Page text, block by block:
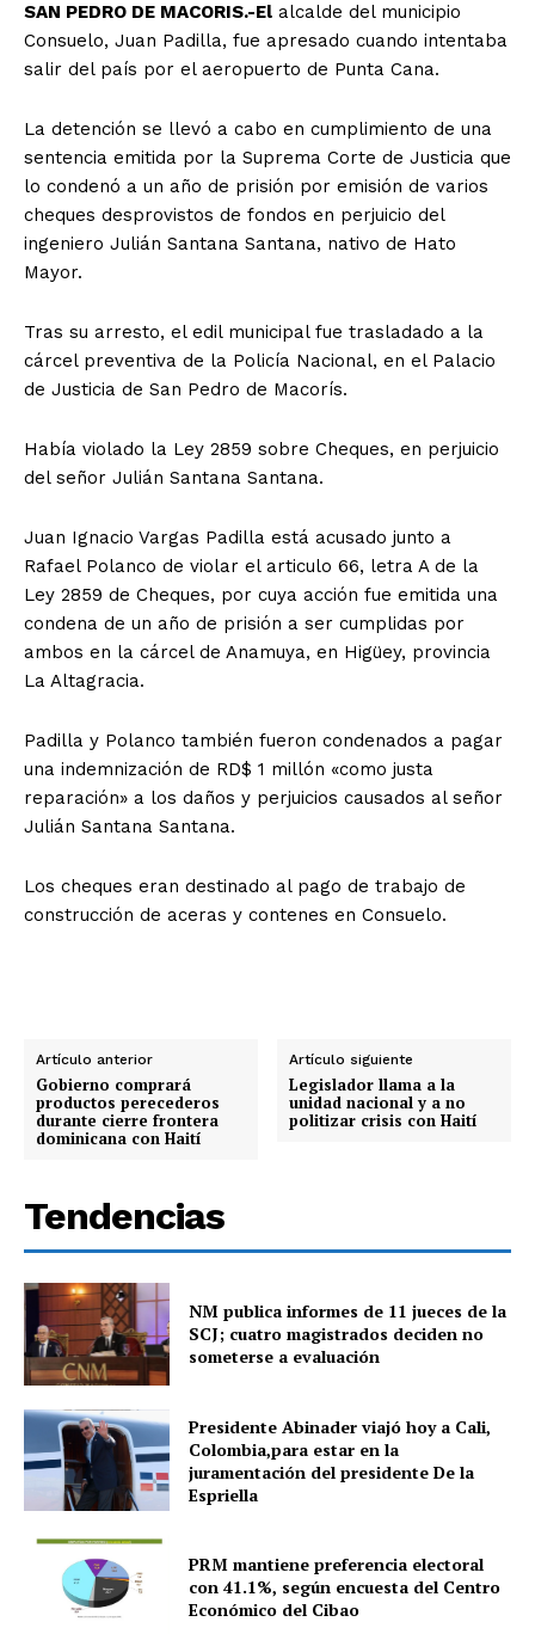
SAN PEDRO DE MACORIS.-El alcalde del municipio
Consuelo, Juan Padilla, fue apresado cuando intentaba
salir del país por el aeropuerto de Punta Cana.
La detención se llevó a cabo en cumplimiento de una
sentencia emitida por la Suprema Corte de Justicia que
lo condenó a un año de prisión por emisión de varios
cheques desprovistos de fondos en perjuicio del
ingeniero Julián Santana Santana, nativo de Hato
Mayor.
Tras su arresto, el edil municipal fue trasladado a la
cárcel preventiva de la Policía Nacional, en el Palacio
de Justicia de San Pedro de Macorís.
Había violado la Ley 2859 sobre Cheques, en perjuicio
del señor Julián Santana Santana.
Juan Ignacio Vargas Padilla está acusado junto a
Rafael Polanco de violar el articulo 66, letra A de la
Ley 2859 de Cheques, por cuya acción fue emitida una
condena de un año de prisión a ser cumplidas por
ambos en la cárcel de Anamuya, en Higüey, provincia
La Altagracia.
Padilla y Polanco también fueron condenados a pagar
una indemnización de RD$ 1 millón «como justa
reparación» a los daños y perjuicios causados al señor
Julián Santana Santana.
Los cheques eran destinado al pago de trabajo de
construcción de aceras y contenes en Consuelo.
Artículo anterior
Gobierno comprará
productos perecederos
durante cierre frontera
dominicana con Haití
Artículo siguiente
Legislador llama a la
unidad nacional y a no
politizar crisis con Haití
Tendencias
NM publica informes de 11 jueces de la
SCJ; cuatro magistrados deciden no
someterse a evaluación
Presidente Abinader viajó hoy a Cali,
Colombia,para estar en la
juramentación del presidente De la
Espriella
PRM mantiene preferencia electoral
con 41.1%, según encuesta del Centro
Económico del Cibao